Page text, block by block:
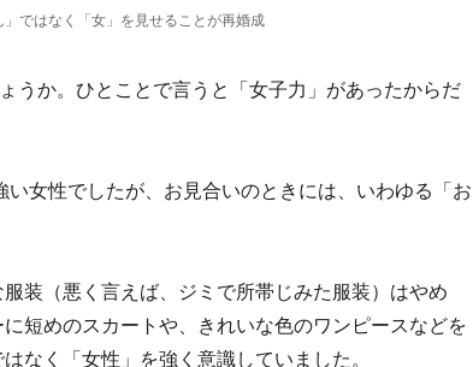
ではなく「女」を見せることが再婚成
うか。ひとことで言うと「女子力」があったからだ
女性でしたが、お見合いのときには、いわゆる「お
装（悪く言えば、ジミで所帯じみた服装）はやめ
短めのスカートや、きれいな色のワンピースなどを
なく「女性」を強く意識していました。